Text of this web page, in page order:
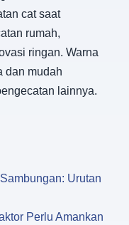
cat saat
rumah,
ringan. Warna
dan mudah
lainnya.
Urutan
Perlu Amankan